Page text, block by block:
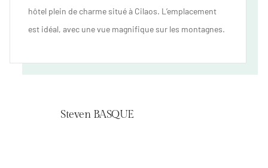
Cep » avec autant de plaisir et de détente. Un bon
accueil, une chambre impeccable avec une bonne